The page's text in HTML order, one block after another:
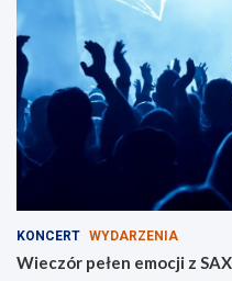
KONCERT WYDARZENIA
Wieczór pełen emocji z